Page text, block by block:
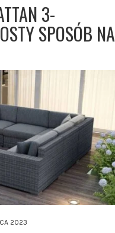
3-
SPOSÓB NA
2023